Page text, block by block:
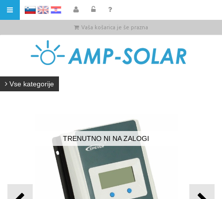
HR
Vaša košarica je še prazna
Vse kategorije
TRENUTNO NI NA ZALOGI